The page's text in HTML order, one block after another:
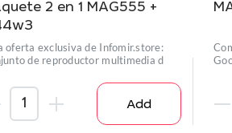
2 en 1 MAG555 +
oferta exclusiva de Infomir.store:
de reproductor multimedia d
Add